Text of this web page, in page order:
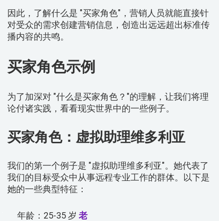
因此，了解什么是 "买家角色"，营销人员就能直接针
对受众的需求创建营销信息，创造出远远超出标准传
播内容的共鸣。
买家角色示例
为了加深对 "什么是买家角色？"的理解，让我们将理
论付诸实践，看看现实世界中的一些例子。
买家角色：虚拟助理维多利亚
我们的第一个例子是 "虚拟助理维多利亚"。她代表了
我们的目标受众中从事远程专业工作的群体。以下是
她的一些典型特征：
年龄：25-35 岁 老